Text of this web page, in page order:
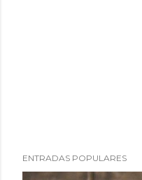
ENTRADAS POPULARES